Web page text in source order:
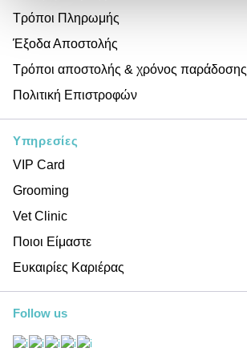
Τρόποι Πληρωμής
Έξοδα Αποστολής
Τρόποι αποστολής & χρόνος παράδοσης
Πολιτική Επιστροφών
Υπηρεσίες
VIP Card
Grooming
Vet Clinic
Ποιοι Είμαστε
Ευκαιρίες Καριέρας
Follow us